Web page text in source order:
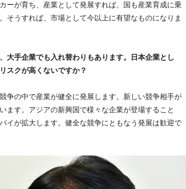
ーが育ち、産業として発展すれば、国も産業育成に乗
そうすれば、市場として今以上に有望なものになりま
手企業でも入れ替わりもあります。日本企業とし
スクが高くないですか？
争の中で産業が健全に発展します。新しい競争相手が
ます。アジアの新興国で様々な企業が登場すること
イが拡大します。健全な競争にともなう発展は歓迎で